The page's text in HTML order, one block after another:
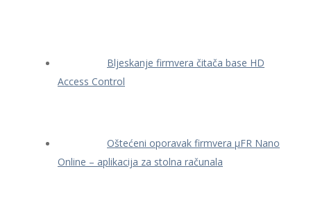
Bljeskanje firmvera čitača base HD
Access Control
Oštećeni oporavak firmvera μFR Nano
Online – aplikacija za stolna računala